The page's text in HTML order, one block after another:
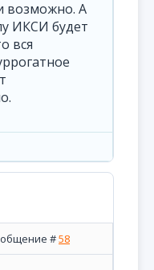
возможно. А
ИКСИ будет
вся
#58